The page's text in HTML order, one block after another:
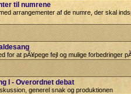
til numrene
arrangementer af de numre, der skal
for at pÃ¥pege fejl og mulige forbedringer
I - Overordnet debat
generel snak og produktionen